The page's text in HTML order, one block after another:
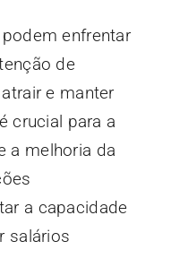
enfrentar
de
e manter
crucial para a
a melhoria da
a capacidade
salários